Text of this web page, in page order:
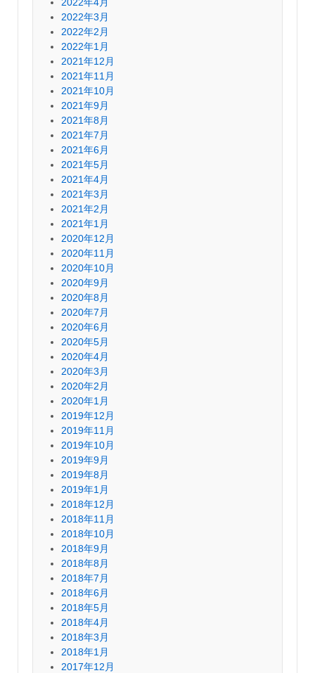
2022年3月
2022年2月
2022年1月
2021年12月
2021年11月
2021年10月
2021年9月
2021年8月
2021年7月
2021年6月
2021年5月
2021年4月
2021年3月
2021年2月
2021年1月
2020年12月
2020年11月
2020年10月
2020年9月
2020年8月
2020年7月
2020年6月
2020年5月
2020年4月
2020年3月
2020年2月
2020年1月
2019年12月
2019年11月
2019年10月
2019年9月
2019年8月
2019年1月
2018年12月
2018年11月
2018年10月
2018年9月
2018年8月
2018年7月
2018年6月
2018年5月
2018年4月
2018年3月
2018年1月
2017年12月